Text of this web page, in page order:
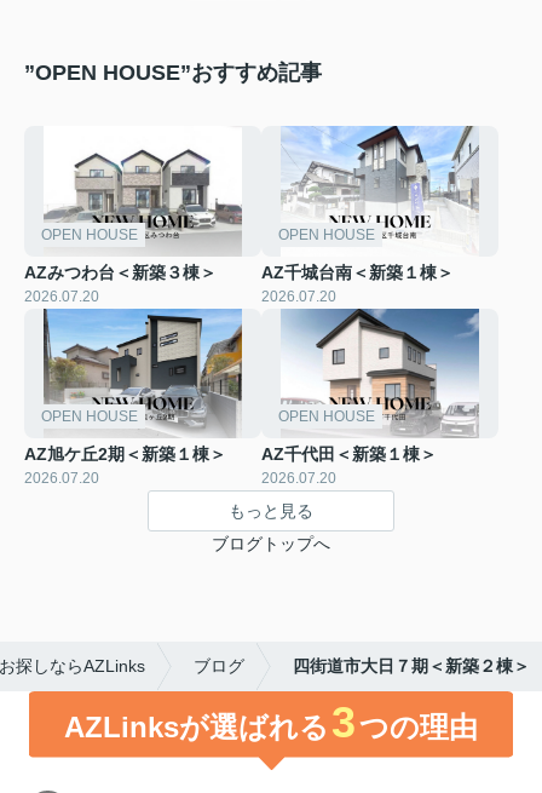
”OPEN HOUSE”おすすめ記事
OPEN HOUSE
AZみつわ台＜新築３棟＞
2026.07.20
OPEN HOUSE
AZ千城台南＜新築１棟＞
2026.07.20
OPEN HOUSE
AZ旭ケ丘2期＜新築１棟＞
2026.07.20
OPEN HOUSE
AZ千代田＜新築１棟＞
2026.07.20
もっと見る
ブログトップへ
探しならAZLinks ブログ 四街道市大日７期＜新築２棟＞
AZLinksが選ばれる 3つの理由